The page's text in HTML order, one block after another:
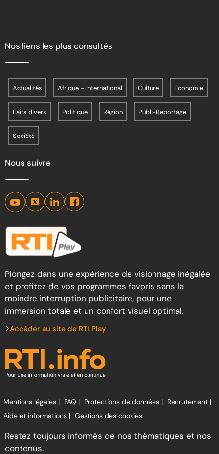
Nos liens les plus consultés
Actualités Afrique – International Culture Economie
Faits divers Politique Région Publi-Reportage
Société
Nous suivre
Plongez dans une expérience de visionnage inégalée
et profitez de vos programmes favoris sans la
moindre interruption publicitaire, pour une
immersion totale et un confort visuel optimal.
Accéder au site de RTI Play
Mentions légales | FAQ | Protections de données | Recrutement |
Aide et informations | Gestions des cookies
Restez toujours informés de nos thématiques et nos
contenus.